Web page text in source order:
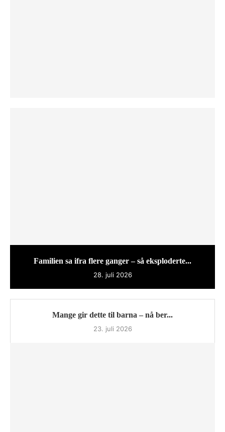
Familien sa ifra flere ganger – så eksploderte...
28. juli 2026
Mange gir dette til barna – nå ber...
23. juli 2026